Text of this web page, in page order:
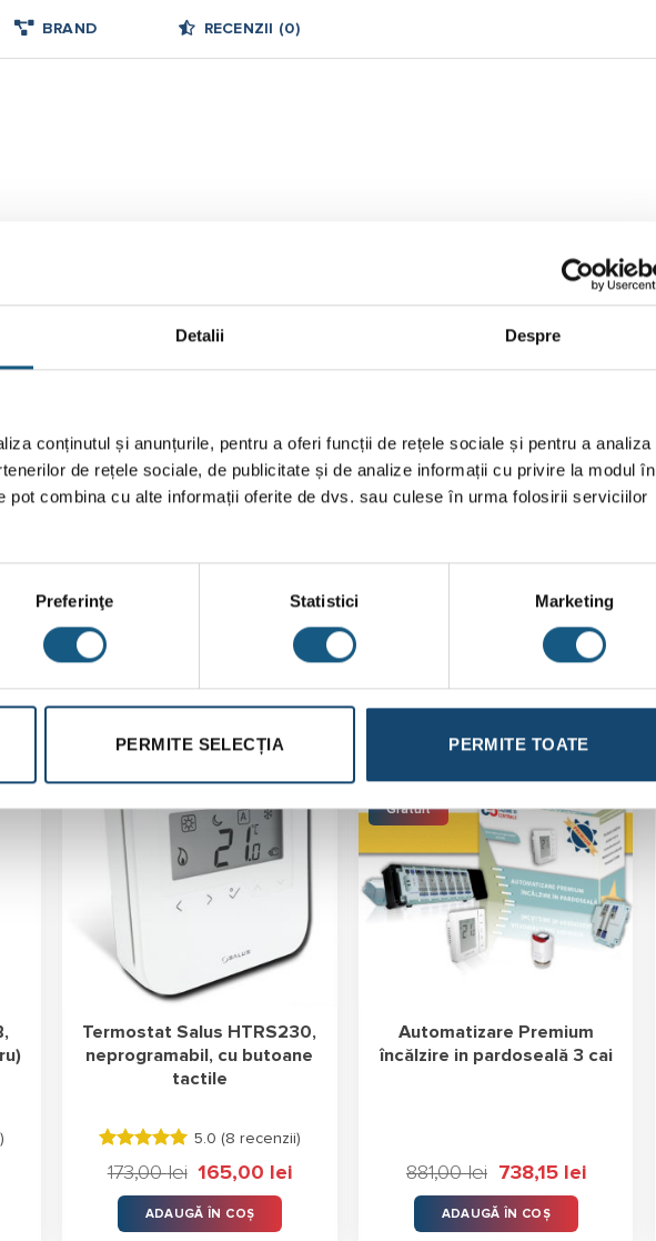
Detalii Despre
conținutul și anunțurile, pentru a oferi funcții de rețele sociale și pentru a analiza
de rețele sociale, de publicitate și de analize informații cu privire la modul în
pot combina cu alte informații oferite de dvs. sau culese în urma folosirii serviciilor
Preferinţe Statistici Marketing
PERMITE SELECȚIA PERMITE TOATE
BRAND RECENZII (0)
un senzor de pardoseală)
)
Termostat Salus HTRS230,
neprogramabil, cu butoane
tactile
Evaluat la
5.00stele
din 5
5.0 (8 recenzii)
173,00lei
Prețul
a
fost:
173,00 lei.
165,00 leiPrețul
ADAUGĂ ÎN COȘ
Gratuit
Automatizare Premium
încălzire in pardoseală 3 cai
881,00lei
Prețul
a
fost:
881,00 lei.
738,15 leiPrețul
ADAUGĂ ÎN COȘ